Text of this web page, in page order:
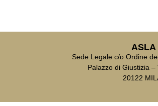
Sede Legale c/o Ordine
Palazzo di Giustizia
20122